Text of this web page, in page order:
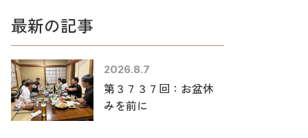
最新の記事
2026.8.7
第３７３７回：お盆休
みを前に